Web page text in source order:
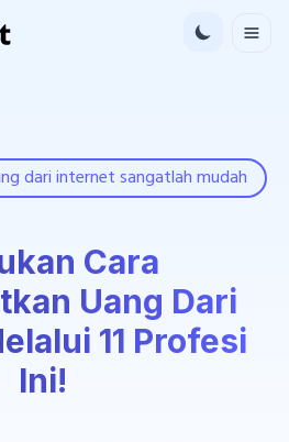
dari internet sangatlah mudah
Cara
Uang Dari
11 Profesi
Ini!